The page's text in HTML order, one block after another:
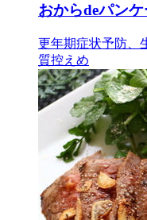
おからdeパン
更年期症状予防、
質控えめ